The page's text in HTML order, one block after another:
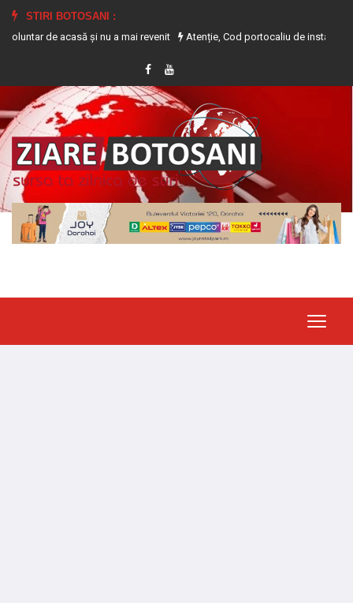
STIRI BOTOSANI :
acasă și nu a mai revenit
Atenție, Cod portocaliu de instabilitate